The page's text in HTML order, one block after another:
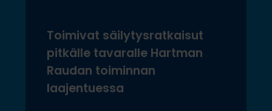
Toimivat säilytysratkaisut
pitkälle tavaralle Hartman
Raudan toiminnan
laajentuessa